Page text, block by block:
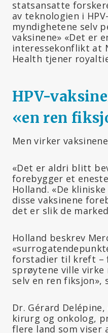
statsansatte
av teknologien i
myndighetene selv
vaksinene» «Det er
interessekonflikt at
Health tjener
HPV-
«en ren
Men virker
«Det er aldri blitt
forebygger et
Holland. «De
disse vaksinene
det er slik de
Holland beskrev
forstadier til kreft –
sprøytene ville
selv en ren fiksjon»,
Dr. Gérard
kirurg og onkolog,
flere land som viser